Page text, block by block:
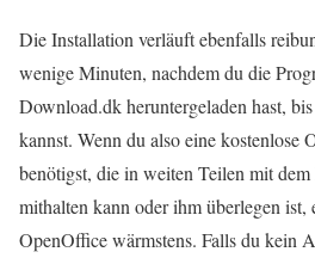
Die Installation verläuft ebenfalls
wenige Minuten, nachdem du die
Download.dkheruntergeladen hast,
kannst. Wenn du also eine kostenlose
benötigst, die in weiten Teilen mit
mithalten kann oder ihm überlegen
OpenOffice wärmstens. Falls du kein